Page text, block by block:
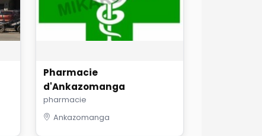
Pharmacie
d'Ankazomanga
pharmacie
Ankazomanga